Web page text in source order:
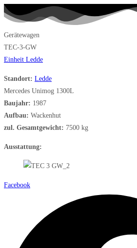
Gerätewagen
TEC-3-GW
Einheit Ledde
Standort: Ledde
Mercedes Unimog 1300L
Baujahr: 1987
Aufbau: Wackenhut
zul. Gesamtgewicht: 7500 kg
Ausstattung:
Facebook